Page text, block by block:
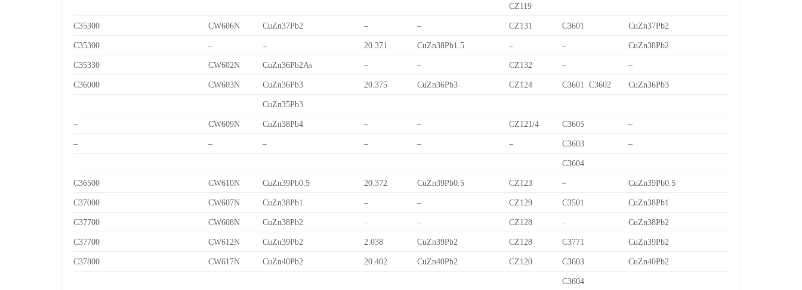
CZ119
C35300 CW606N CuZn37Pb2 – – CZ131 C3601 CuZn37Pb2
C35300 – – 20.371 CuZn38Pb1.5 – – CuZn38Pb2
C35330 CW602N CuZn36Pb2As – – CZ132 – –
C36000 CW603N CuZn36Pb3 20.375 CuZn36Pb3 CZ124 C3601 C3602 CuZn36Pb3
CuZn35Pb3
– CW609N CuZn38Pb4 – – CZ121/4 C3605 –
– – – – – – C3603 –
C3604
C36500 CW610N CuZn39Pb0.5 20.372 CuZn39Pb0.5 CZ123 – CuZn39Pb0.5
C37000 CW607N CuZn38Pb1 – – CZ129 C3501 CuZn38Pb1
C37700 CW608N CuZn38Pb2 – – CZ128 – CuZn38Pb2
C37700 CW612N CuZn39Pb2 2.038 CuZn39Pb2 CZ128 C3771 CuZn39Pb2
C37800 CW617N CuZn40Pb2 20.402 CuZn40Pb2 CZ120 C3603 CuZn40Pb2
C3604